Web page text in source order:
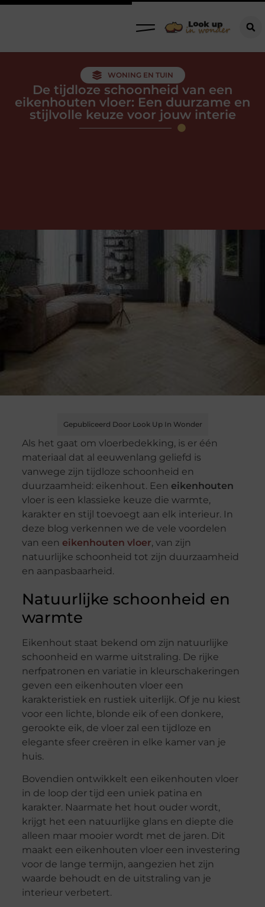
WONING EN TUIN
De tijdloze schoonheid van een
eikenhouten vloer: Een duurzame en
stijlvolle keuze voor jouw interie
Gepubliceerd Door Look Up In Wonder
Als het gaat om vloerbedekking, is er één
materiaal dat al eeuwenlang geliefd is
vanwege zijn tijdloze schoonheid en
duurzaamheid: eikenhout. Een eikenhouten
vloer is een klassieke keuze die warmte,
karakter en stijl toevoegt aan elk interieur. In
deze blog verkennen we de vele voordelen
van een eikenhouten vloer, van zijn
natuurlijke schoonheid tot zijn duurzaamheid
en aanpasbaarheid.
Natuurlijke schoonheid en
warmte
Eikenhout staat bekend om zijn natuurlijke
schoonheid en warme uitstraling. De rijke
nerfpatronen en variatie in kleurschakeringen
geven een eikenhouten vloer een
karakteristiek en rustiek uiterlijk. Of je nu kiest
voor een lichte, blonde eik of een donkere,
gerookte eik, de vloer zal een tijdloze en
elegante sfeer creëren in elke kamer van je
huis.
Bovendien ontwikkelt een eikenhouten vloer
in de loop der tijd een uniek patina en
karakter. Naarmate het hout ouder wordt,
krijgt het een natuurlijke glans en diepte die
alleen maar mooier wordt met de jaren. Dit
maakt een eikenhouten vloer een investering
voor de lange termijn, aangezien het zijn
waarde behoudt en de uitstraling van je
interieur verbetert.